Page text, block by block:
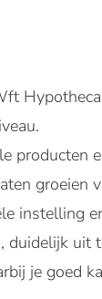
producten
groeien
instelling
duidelijk uit
je goed